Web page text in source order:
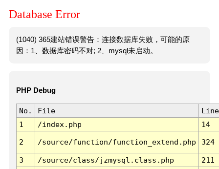
Database Error
(1040) 365建站错误警告：连接数据库失败，可能的原
因：1、数据库密码不对; 2、mysql未启动。
PHP Debug
No. File
Line
1
/index.php 14
2 /source/function/function_extend.php 324
3 /source/class/jzmysql.class.php
211